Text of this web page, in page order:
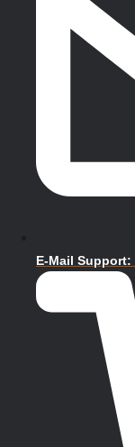
E-Mail Support: